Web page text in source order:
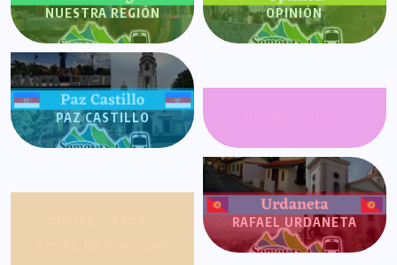
NUESTRA REGIÓN OPINIÓN
PAZ CASTILLO
RAFAEL URDANETA